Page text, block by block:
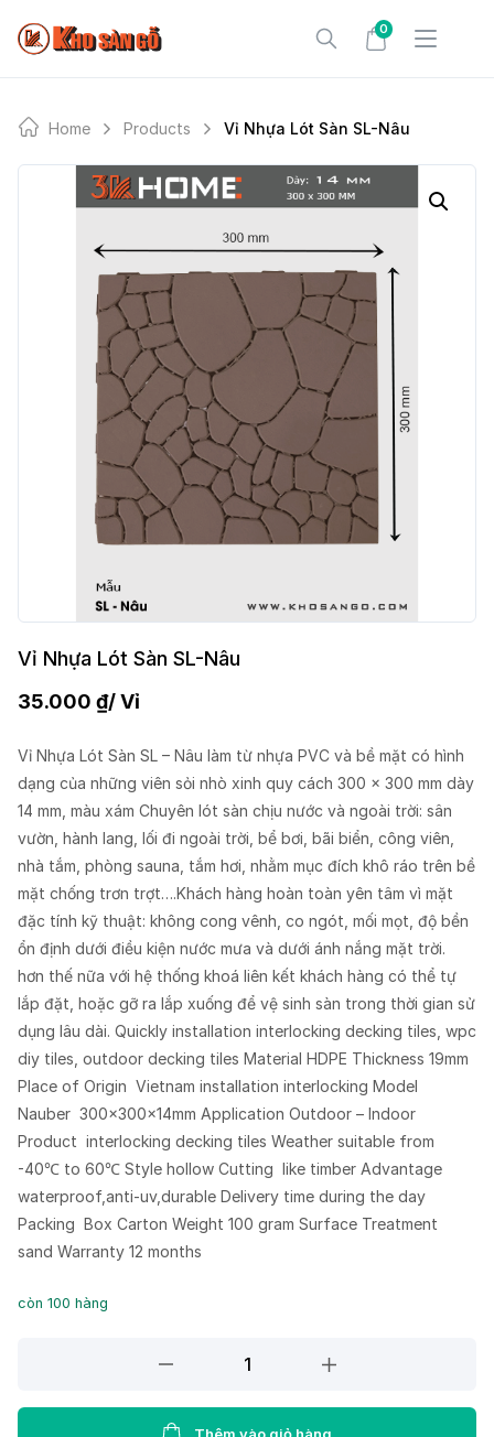
0
Home Products Vỉ Nhựa Lót Sàn SL-Nâu
Vỉ Nhựa Lót Sàn SL-Nâu
35.000 ₫/ Vỉ
Vỉ Nhựa Lót Sàn SL – Nâu làm từ nhựa PVC và bề mặt có hình
dạng của những viên sỏi nhò xinh quy cách 300 x 300 mm dày
14 mm, màu xám Chuyên lót sàn chịu nước và ngoài trời: sân
vườn, hành lang, lối đi ngoài trời, bể bơi, bãi biển, công viên,
nhà tắm, phòng sauna, tắm hơi, nhằm mục đích khô ráo trên bề
mặt chống trơn trợt….Khách hàng hoàn toàn yên tâm vì mặt
đặc tính kỹ thuật: không cong vênh, co ngót, mối mọt, độ bền
ổn định dưới điều kiện nước mưa và dưới ánh nắng mặt trời.
hơn thế nữa với hệ thống khoá liên kết khách hàng có thể tự
lắp đặt, hoặc gỡ ra lắp xuống để vệ sinh sàn trong thời gian sử
dụng lâu dài. Quickly installation interlocking decking tiles, wpc
diy tiles, outdoor decking tiles Material HDPE Thickness 19mm
Place of Origin Vietnam installation interlocking Model
Nauber 300x300x14mm Application Outdoor – Indoor
Product interlocking decking tiles Weather suitable from
-40℃ to 60℃ Style hollow Cutting like timber Advantage
waterproof,anti-uv,durable Delivery time during the day
Packing Box Carton Weight 100 gram Surface Treatment
sand Warranty 12 months
còn 100 hàng
Lót
Thêm vào giỏ hàng